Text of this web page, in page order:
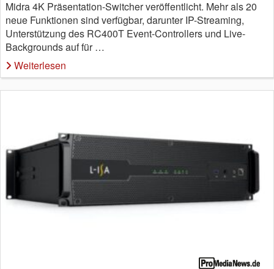
Midra 4K Präsentation-Switcher veröffentlicht. Mehr als 20
neue Funktionen sind verfügbar, darunter IP-Streaming,
Unterstützung des RC400T Event-Controllers und Live-
Backgrounds auf für …
Weiterlesen